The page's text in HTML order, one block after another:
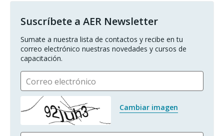
Suscríbete a AER Newsletter
Sumate a nuestra lista de contactos y recibe en tu
correo electrónico nuestras novedades y cursos de
capacitación.
Correo electrónico
Cambiar imagen